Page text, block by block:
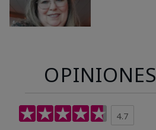
OPINIONES
4.7